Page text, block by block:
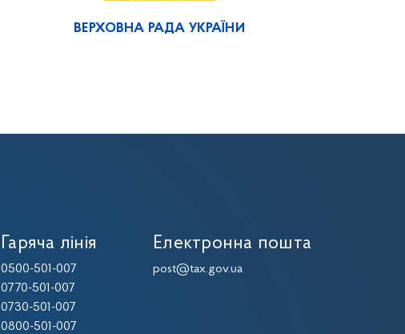
ВЕРХОВНА РАДА УКРАЇНИ
Гаряча лінія
0500-501-007
0770-501-007
0730-501-007
0800-501-007
Електронна пошта
post@tax.gov.ua